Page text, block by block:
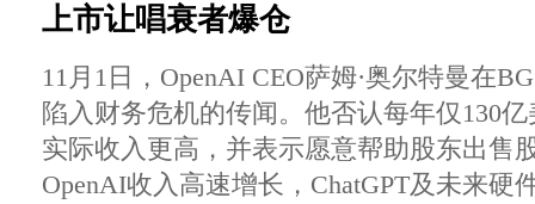
上市让唱衰者爆仓
11月1日，OpenAI CEO萨姆·奥尔特曼在
陷入财务危机的传闻。他否认每年仅130
实际收入更高，并表示愿意帮助股东出售
OpenAI收入高速增长，ChatGPT及未来硬